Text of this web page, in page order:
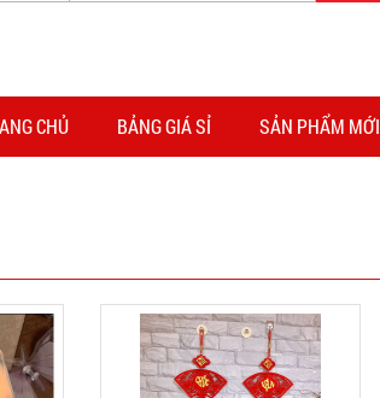
CHỦ BẢNG GIÁ SỈ SẢN PHẨM MỚI